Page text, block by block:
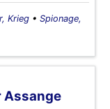
Krieg • Spionage,
Assange